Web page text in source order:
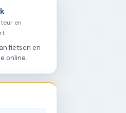
en
fietsen en
online.